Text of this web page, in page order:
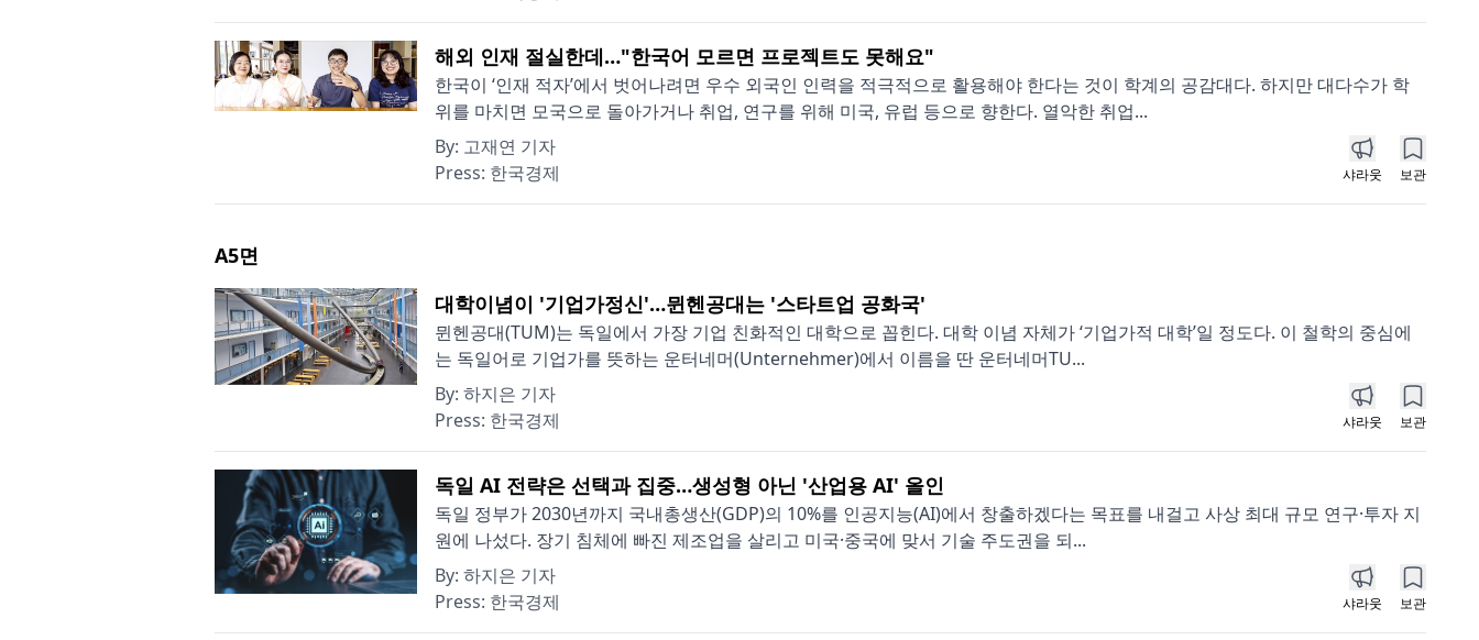
해외 인재 절실한데…"한국어 모르면 프로젝트도 못해요"
한국이 ‘인재 적자’에서 벗어나려면 우수 외국인 인력을 적극적으로 활용해야 한다는 것이 학계의 공감대다. 하지만 대다수가 학
위를 마치면 모국으로 돌아가거나 취업, 연구를 위해 미국, 유럽 등으로 향한다. 열악한 취업...
By: 고재연 기자
Press: 한국경제 샤라웃 보관
A5면
대학이념이 '기업가정신'…뮌헨공대는 '스타트업 공화국'
뮌헨공대(TUM)는 독일에서 가장 기업 친화적인 대학으로 꼽힌다. 대학 이념 자체가 ‘기업가적 대학’일 정도다. 이 철학의 중심에
는 독일어로 기업가를 뜻하는 운터네머(Unternehmer)에서 이름을 딴 운터네머TU...
By: 하지은 기자
Press: 한국경제 샤라웃 보관
독일 AI 전략은 선택과 집중…생성형 아닌 '산업용 AI' 올인
독일 정부가 2030년까지 국내총생산(GDP)의 10%를 인공지능(AI)에서 창출하겠다는 목표를 내걸고 사상 최대 규모 연구·투자 지
원에 나섰다. 장기 침체에 빠진 제조업을 살리고 미국·중국에 맞서 기술 주도권을 되...
By: 하지은 기자
Press: 한국경제 샤라웃 보관